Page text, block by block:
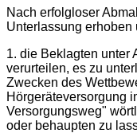
Nach erfolgloser
Unterlassung erhoben
1. die Beklagten unter
verurteilen, es zu
Zwecken des
Hörgeräteversorgung
Versorgungsweg"
oder behaupten zu